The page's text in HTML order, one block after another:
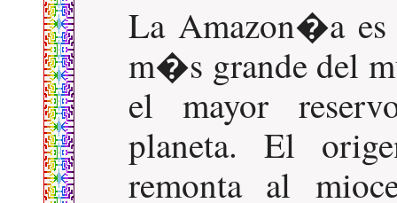
La Amazon�a es
m�s grande del
el mayor
planeta. El
remonta al